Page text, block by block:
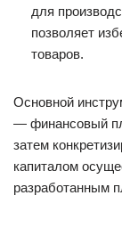
для
позволяет
товаров.
Основной
— финансовый
затем
капиталом
разработанным